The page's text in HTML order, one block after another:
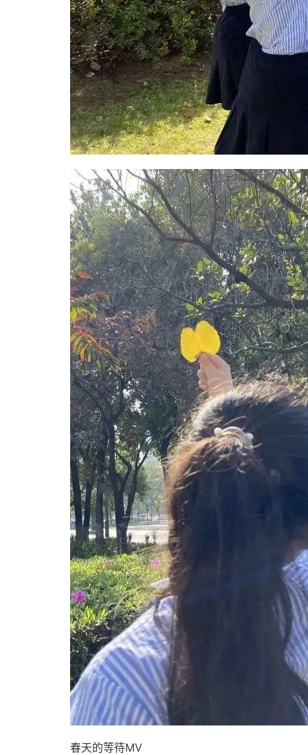
春天的等待MV